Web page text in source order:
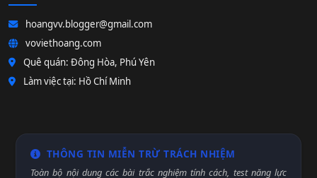
hoangvv.blogger@gmail.com
voviethoang.com
Quê quán: Đông Hòa, Phú Yên
Làm việc tại: Hồ Chí Minh
THÔNG TIN MIỄN TRỪ TRÁCH NHIỆM
Toàn bộ nội dung các bài trắc nghiệm tính cách, test năng lực